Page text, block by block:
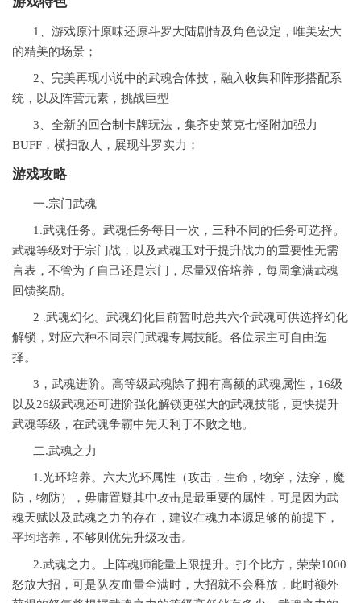
1、游戏原汁原味还原斗罗大陆剧情及角色设定，唯美宏大
的精美的场景；
2、完美再现小说中的武魂合体技，融入收集和阵形搭配系
统，以及阵营元素，挑战巨型
3、全新的回合制 卡牌玩法，集齐史莱克七怪附加强力
BUFF，横扫敌人，展现斗罗实力；
游戏攻略
一.宗门武魂
1.武魂任务。武魂任务每日一次，三种不同的任务可选择。
武魂等级对于宗门战，以及武魂玉对于提升战力的重要性无需
言表，不管为了自己还是宗门，尽量双倍培养，每周拿满武魂
回馈奖励。
2 .武魂幻化。武魂幻化目前暂时总共六个武魂可供选择幻化
解锁，对应六种不同宗门武魂专属技能。各位宗主可自由选
择。
3，武魂进阶。高等级武魂除了拥有高额的武魂属性，16级
以及26级武魂还可进阶强化解锁更强大的武魂技能，更快提升
武魂等级，在武魂争霸中先天利于不败之地。
二.武魂之力
1.光环培养。六大光环属性（攻击，生命，物穿，法穿，魔
防，物防），毋庸置疑其中攻击是最重要的属性，可是因为武
魂天赋以及武魂之力的存在，建议在魂力本源足够的前提下，
平均培养，不够则优先升级攻击。
2.武魂之力。上阵魂师能量上限提升。打个比方，荣荣1000
怒放大招，可是队友血量全满时，大招就不会释放，此时额外